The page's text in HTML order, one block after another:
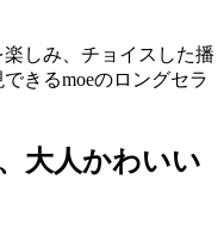
しみ、チョイスした播
きるmoeのロングセラ
大人かわいい